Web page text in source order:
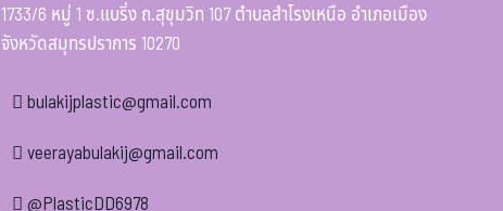
1733/6 หมู่ 1 ซ.แบริ่ง ถ.สุขุมวิท 107 ตำบลสำโรงเหนือ อำเภอเมือง
จังหวัดสมุทรปราการ 10270
bulakijplastic@gmail.com
veerayabulakij@gmail.com
@PlasticDD6978